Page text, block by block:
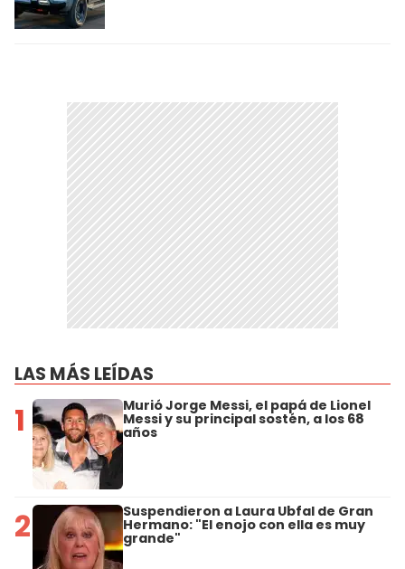
LAS MÁS LEÍDAS
1 Murió Jorge Messi, el papá de Lionel
Messi y su principal sostén, a los 68
años
2 Suspendieron a Laura Ubfal de Gran
Hermano: "El enojo con ella es muy
grande"